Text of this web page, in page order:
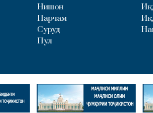
Нишон
Парчам
Суруд
Пул